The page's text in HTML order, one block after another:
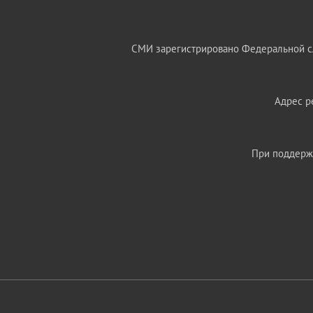
СМИ зарегистрировано Федеральной
Адрес
При